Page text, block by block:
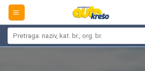
Skip
content